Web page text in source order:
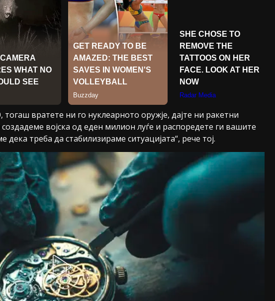
вратете ни го нуклеарното оружје, дајте ни ракетни
војска од еден милион луѓе и распоредете ги вашите
треба да стабилизираме ситуацијата“, рече тој.